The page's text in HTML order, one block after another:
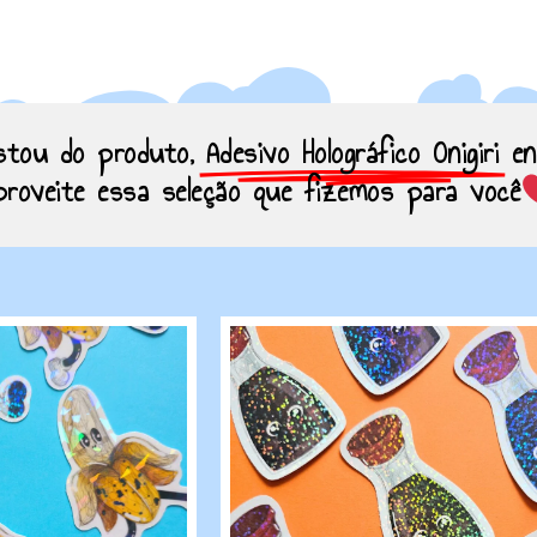
do produto, Adesivo Holográfico Onigiri
essa seleção que fizemos para você